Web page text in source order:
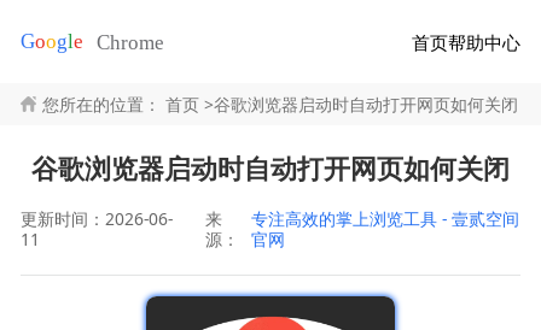
首页帮助中心
您所在的位置： 首页 >谷歌浏览器启动时自动打开网页如何关闭
谷歌浏览器启动时自动打开网页如何关闭
更新时间：2026-06-
11
来
源：
专注高效的掌上浏览工具 - 壹贰空间
官网